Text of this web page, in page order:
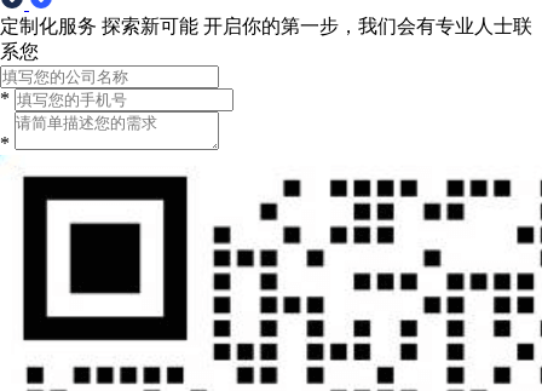
定制化服务 探索新可能 开启你的第一步，我们会有专业人士联
系您
*
*